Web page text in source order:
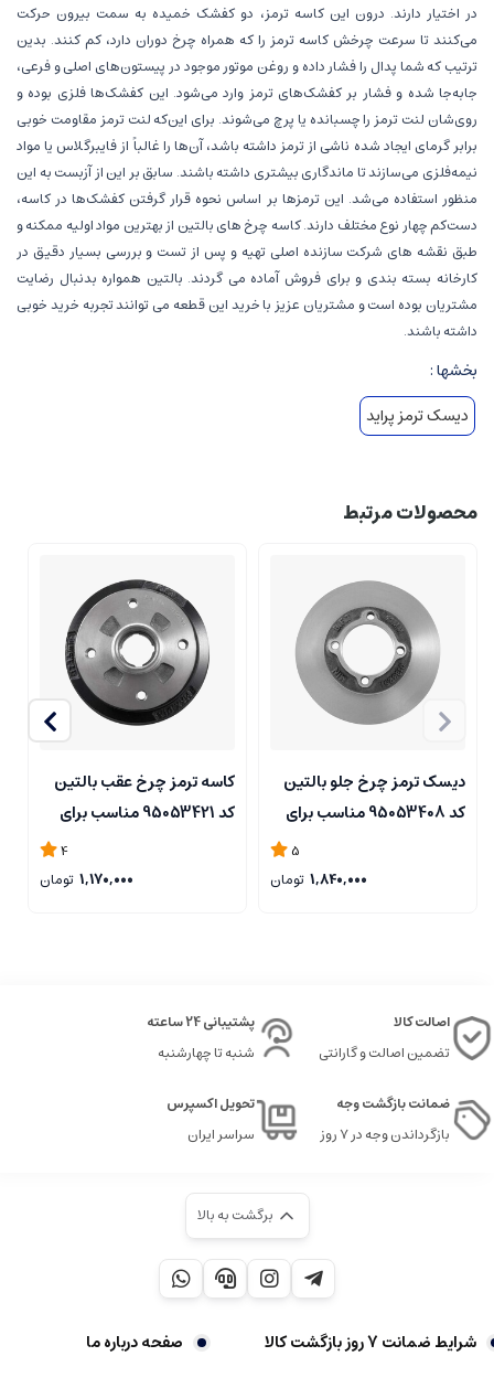
در اختیار دارند. درون این کاسه ترمز، دو کفشک خمیده به سمت بیرون حرکت
می‌کنند تا سرعت چرخش کاسه ترمز را که همراه چرخ دوران دارد، کم کنند. بدین
ترتیب که شما پدال را فشار داده و روغن موتور موجود در پیستون‌های اصلی و فرعی،
جابه‌جا شده و فشار بر کفشک‌های ترمز وارد می‌شود. این کفشک‌ها فلزی بوده و
روی‌شان لنت ترمز را چسبانده یا پرچ می‌شوند. برای این‌که لنت ترمز مقاومت خوبی
برابر گرمای ایجاد شده ناشی از ترمز داشته باشد، آن‌ها را غالباً از فایبرگلاس یا مواد
نیمه‌فلزی می‌سازند تا ماندگاری بیشتری داشته باشند. سابق بر این از آزبست به این
منظور استفاده می‌شد. این ترمزها بر اساس نحوه قرار گرفتن کفشک‌ها در کاسه،
دست‌کم چهار نوع مختلف دارند. کاسه چرخ های بالتین از بهترین مواد اولیه ممکنه و
طبق نقشه های شرکت سازنده اصلی تهیه و پس از تست و بررسی بسیار دقیق در
کارخانه بسته بندی و برای فروش آماده می گردند. بالتین همواره بدنبال رضایت
مشتریان بوده است و مشتریان عزیز با خرید این قطعه می توانند تجربه خرید خوبی
داشته باشند.
بخشها :
دیسک ترمز پراید
محصولات مرتبط
دیسک ترمز چرخ جلو بالتین
کد 95053408 مناسب برای
5
1,840,000 تومان
کاسه ترمز چرخ عقب بالتین
کد 95053421 مناسب برای
4
1,170,000 تومان
اصالت کالا
تضمین اصالت و گارانتی
پشتیبانی 24 ساعته
شنبه تا چهارشنبه
ضمانت بازگشت وجه
بازگرداندن وجه در ۷ روز
تحویل اکسپرس
سراسر ایران
برگشت به بالا
شرایط ضمانت 7 روز بازگشت کالا صفحه درباره ما